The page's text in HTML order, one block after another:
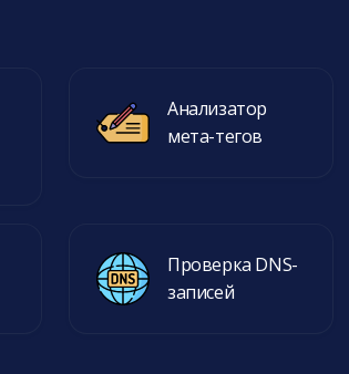
Анализатор
мета-тегов
Проверка DNS-
записей